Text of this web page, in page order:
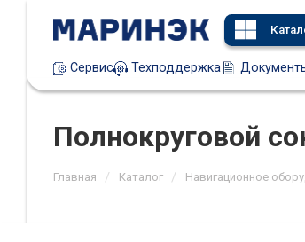
Сервис Техподдержка
Полнокруговой
Главная / Каталог / Навигационное